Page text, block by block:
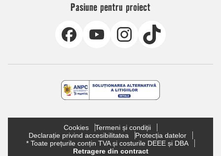
Pasiune pentru proiect
Cookies
Termeni și condiții
Declarație privind accesibilitatea
Protecția datelor
* Toate prețurile conțin TVA și costurile DEEE și DBA
Retragere din contract